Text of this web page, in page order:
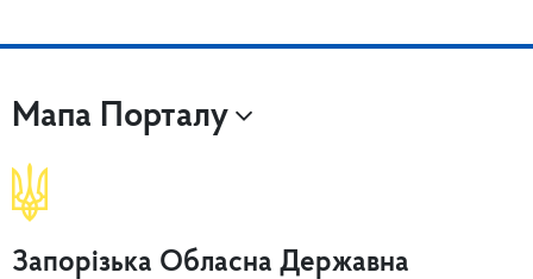
Мапа Порталу
Запорізька Обласна Державна